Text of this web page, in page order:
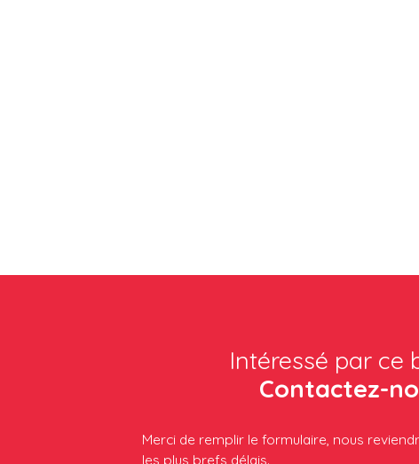
Intéressé par ce
Contactez-
Merci de remplir le formulaire, nous
les plus brefs délais.